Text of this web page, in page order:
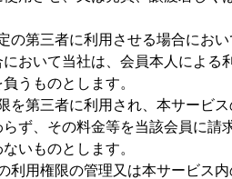
第三者に利用させる場合におい
おいて当社は、会員本人による
うものとします。
第三者に利用され、本サービ
ず、その料金等を当該会員に請
いものとします。
用権限の管理又は本サービス内